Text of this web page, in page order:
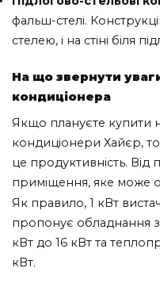
фальш-стелі.
стелею, і на стіні біля
На що звернути
кондиціонера
Якщо плануєте купити
кондиціонери Хайєр,
це продуктивність.
приміщення, яке може
Як правило, 1 кВт
пропонує обладнання
кВт до 16 кВт та
кВт.